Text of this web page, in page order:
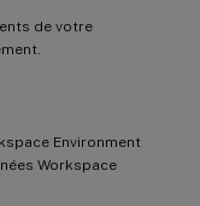
de votre
Environment
Workspace